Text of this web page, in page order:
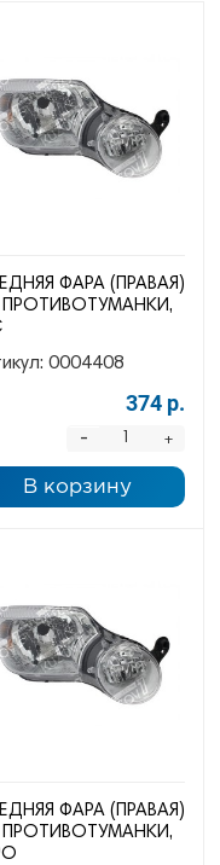
ФАРА (ПРАВАЯ)
ПРОТИВОТУМАНКИ,
0004408
374 р.
+
-
В корзину
ФАРА (ПРАВАЯ)
ПРОТИВОТУМАНКИ,